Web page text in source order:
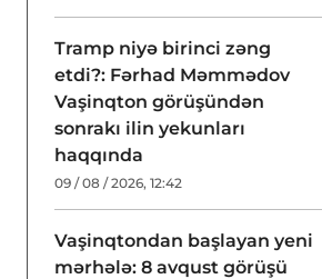
Tramp niyə birinci zəng
etdi?: Fərhad Məmmədov
Vaşinqton görüşündən
sonrakı ilin yekunları
haqqında
09 / 08 / 2026, 12:42
Vaşinqtondan başlayan yeni
mərhələ: 8 avqust görüşü